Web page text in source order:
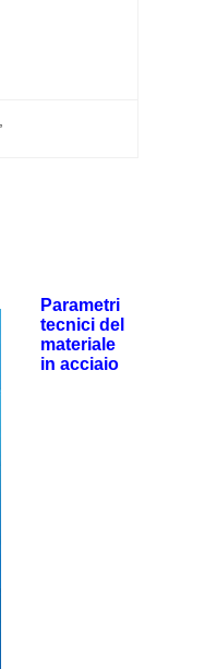
Parametri
tecnici del
materiale
in acciaio